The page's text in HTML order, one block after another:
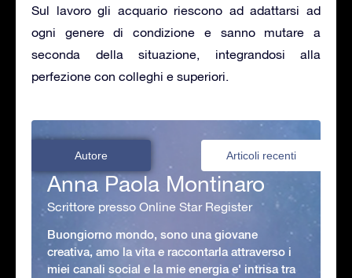
Sul lavoro gli acquario riescono ad adattarsi ad
ogni genere di condizione e sanno mutare a
seconda della situazione, integrandosi alla
perfezione con colleghi e superiori.
Autore Articoli recenti
Anna Paola Montinaro
Scrittore presso Online Star Register
Buongiorno mondo, sono una giovane
creativa, amo la vita e raccontarla attraverso i
miei canali social e la mie energia e' intrisa tra